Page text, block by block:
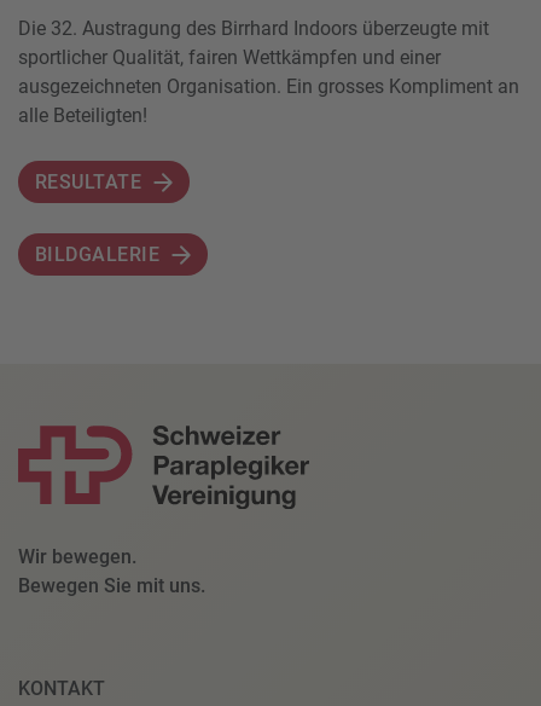
Die 32. Austragung des Birrhard Indoors überzeugte mit
sportlicher Qualität, fairen Wettkämpfen und einer
ausgezeichneten Organisation. Ein grosses Kompliment an
alle Beteiligten!
RESULTATE
BILDGALERIE
Wir bewegen.
Bewegen Sie mit uns.
KONTAKT